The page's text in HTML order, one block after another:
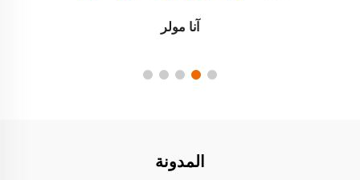
آنا مولر
المدونة